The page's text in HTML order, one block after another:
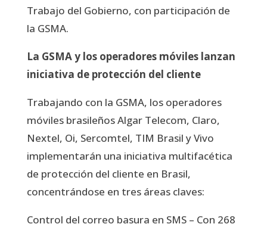
Trabajo del Gobierno, con participación de
la GSMA.
La GSMA y los operadores móviles lanzan
iniciativa de protección del cliente
Trabajando con la GSMA, los operadores
móviles brasileños Algar Telecom, Claro,
Nextel, Oi, Sercomtel, TIM Brasil y Vivo
implementarán una iniciativa multifacética
de protección del cliente en Brasil,
concentrándose en tres áreas claves:
Control del correo basura en SMS – Con 268